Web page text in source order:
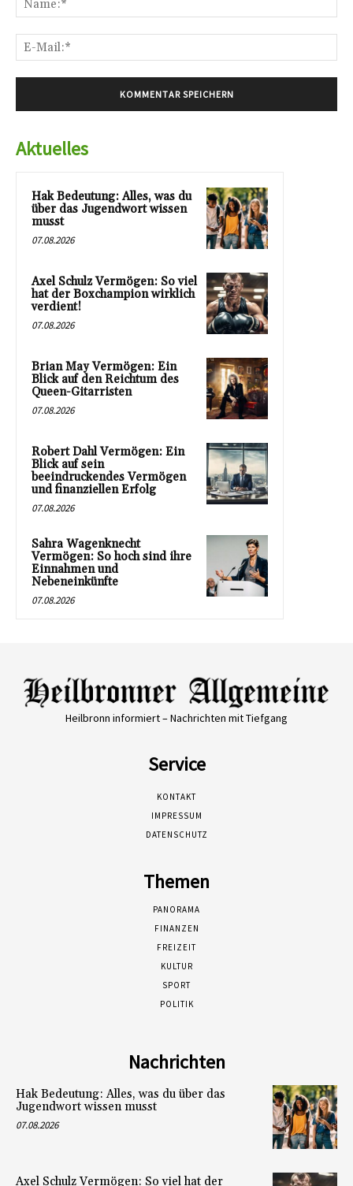
Aktuelles
Hak Bedeutung: Alles, was du
über das Jugendwort wissen
musst
07.08.2026
Axel Schulz Vermögen: So viel
hat der Boxchampion wirklich
verdient!
07.08.2026
Brian May Vermögen: Ein
Blick auf den Reichtum des
Queen-Gitarristen
07.08.2026
Robert Dahl Vermögen: Ein
Blick auf sein
beeindruckendes Vermögen
und finanziellen Erfolg
07.08.2026
Sahra Wagenknecht
Vermögen: So hoch sind ihre
Einnahmen und
Nebeneinkünfte
07.08.2026
Heilbronn informiert – Nachrichten mit Tiefgang
Service
KONTAKT
IMPRESSUM
DATENSCHUTZ
Themen
PANORAMA
FINANZEN
FREIZEIT
KULTUR
SPORT
POLITIK
Nachrichten
Hak Bedeutung: Alles, was du über das
Jugendwort wissen musst
07.08.2026
Axel Schulz Vermögen: So viel hat der